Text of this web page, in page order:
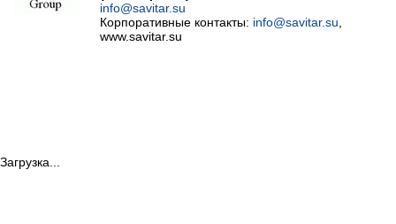
info@savitar.su
Корпоративные контакты: info@savitar.su
www.savitar.su
Загрузка...